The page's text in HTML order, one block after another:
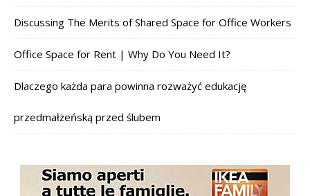
Discussing The Merits of Shared Space for Office Workers
Office Space for Rent | Why Do You Need It?
Dlaczego każda para powinna rozważyć edukację
przedmałżeńską przed ślubem